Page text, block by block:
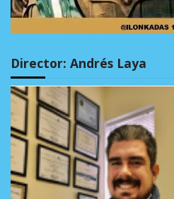
Director: Andrés Laya